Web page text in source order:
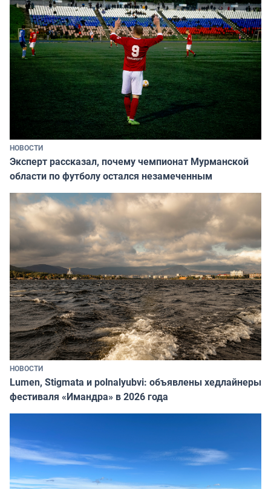
НОВОСТИ
Эксперт рассказал, почему чемпионат Мурманской
области по футболу остался незамеченным
НОВОСТИ
Lumen, Stigmata и polnalyubvi: объявлены хедлайнеры
фестиваля «Имандра» в 2026 года